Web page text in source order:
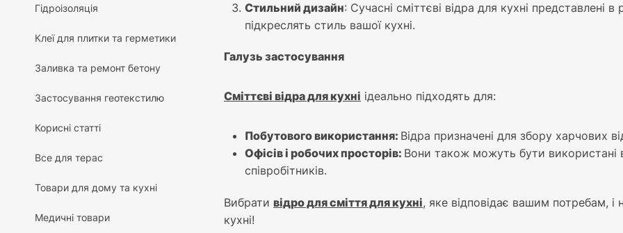
Гідроізоляція
Клеї для плитки та герметики
Заливка та ремонт бетону
Застосування геотекстилю
Корисні статті
Все для терас
Товари для дому та кухні
Медичні товари
Стильний дизайн: Сучасні сміттєві відра для кухні представлені
підкреслять стиль вашої кухні.
Галузь застосування
Сміттєві відра для кухні ідеально підходять для:
Побутового використання: Відра призначені для збору харчових
Офісів і робочих просторів: Вони також можуть бути використані
співробітників.
Вибрати відро для сміття для кухні, яке відповідає вашим потребам,
кухні!